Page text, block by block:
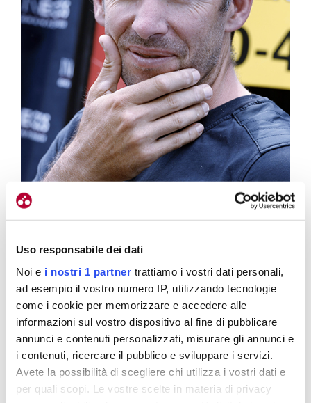
Uso responsabile dei dati
Noi e i nostri 1 partner trattiamo i vostri dati personali,
ad esempio il vostro numero IP, utilizzando tecnologie
come i cookie per memorizzare e accedere alle
informazioni sul vostro dispositivo al fine di pubblicare
annunci e contenuti personalizzati, misurare gli annunci e
i contenuti, ricercare il pubblico e sviluppare i servizi.
Avete la possibilità di scegliere chi utilizza i vostri dati e
per quali scopi. Le vostre scelte in materia di privacy
Cioni ha spiegato che il primo piano di rientro per Ganna
prevedesse il Polonia, ma la lenta ripresa degli allenamenti lo ha
In che modo avete riprogrammato la stagione?
LaVueltaera già nei programmi. C’è stato un
momento in cuisi era pensato di fare il Polonia,
ma alla fine, con quei sintomi che non si
risolvevano, la scelta è stata obbligata . Non
c’erano le condizioni e nemmeno il tempo per